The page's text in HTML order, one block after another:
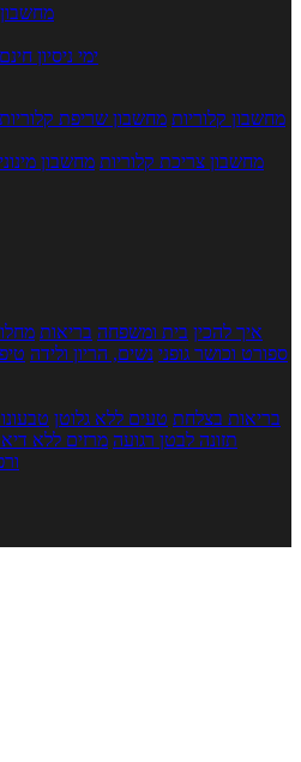
5 ימי ניסיון
מחשבון קלוריות מחשבון שריפת קלוריות
מחשבון צריכת קלוריות מחשבון
איך להכין בית ומשפחה בריאות
ספורט וכושר גופני נשים, הריון ולידה
בריאות בצלחת טעים ללא גלוטן
תזונה לבטן רגועה מרזים ללא